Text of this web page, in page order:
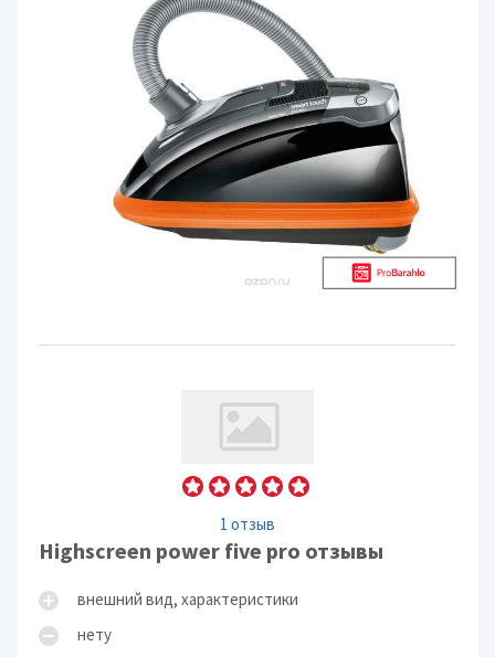
1 отзыв
Highscreen power five pro отзывы
внешний вид, характеристики
нету